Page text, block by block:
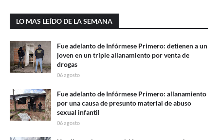
LO MAS LEÍDO DE LA SEMANA
Fue adelanto de Infórmese Primero: detienen a un
joven en un triple allanamiento por venta de
drogas
06 agosto
Fue adelanto de Infórmese Primero: allanamiento
por una causa de presunto material de abuso
sexual infantil
06 agosto